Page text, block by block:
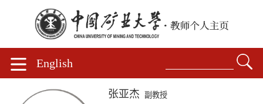
English
张亚杰
副教授